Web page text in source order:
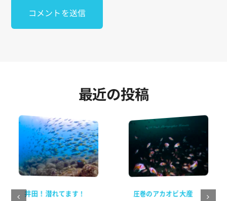
最近の投稿
井田！潜れてます！ 圧巻のアカオビ大産